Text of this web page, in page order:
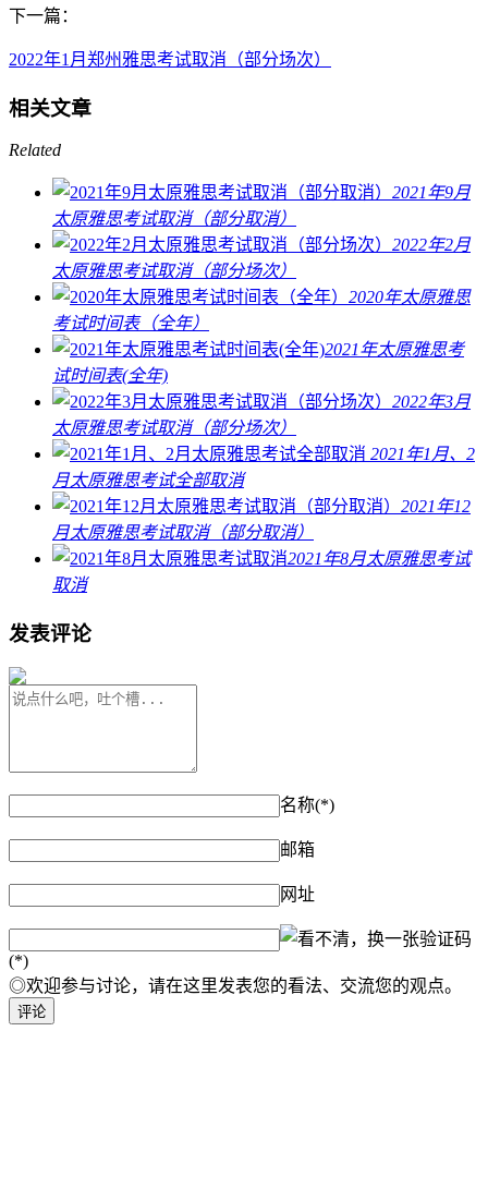
下一篇：
2022年1月郑州雅思考试取消（部分场次）
相关文章
Related
2021年9月
太原雅思考试取消（部分取消）
2022年2月
太原雅思考试取消（部分场次）
2020年太原雅思
考试时间表（全年）
2021年太原雅思考
试时间表(全年)
2022年3月
太原雅思考试取消（部分场次）
2021年1月、2
月太原雅思考试全部取消
2021年12
月太原雅思考试取消（部分取消）
2021年8月太原雅思考试
取消
发表评论
名称(*)
邮箱
网址
验证码
(*)
◎欢迎参与讨论，请在这里发表您的看法、交流您的观点。